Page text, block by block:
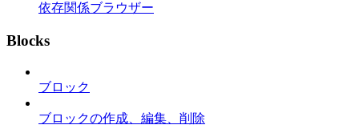
依存関係ブラウザー
Blocks
ブロック
ブロックの作成、編集、削除